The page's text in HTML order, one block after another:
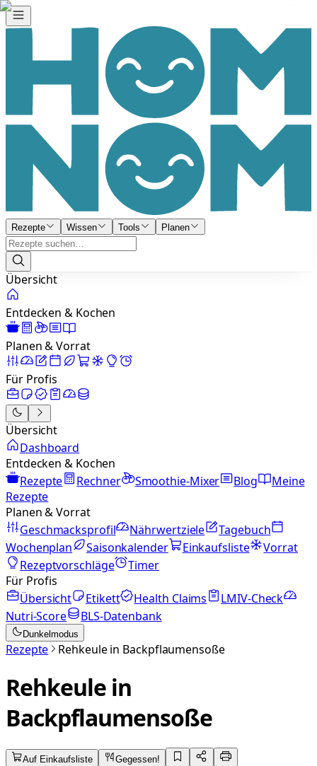
Rezepte Wissen Tools Planen
Übersicht
Entdecken & Kochen
Planen & Vorrat
Für Profis
Übersicht
Dashboard
Entdecken & Kochen
Rezepte
Rechner Smoothie-Mixer Blog
Meine
Rezepte
Planen & Vorrat
Geschmacksprofil
Nährwertziele
Tagebuch
Wochenplan
Saisonkalender Einkaufsliste
Vorrat
Rezeptvorschläge
Timer
Für Profis
Übersicht
Etikett Health Claims
LMIV-Check
Nutri-Score
BLS-Datenbank
Dunkelmodus
Rezepte Rehkeule in Backpflaumensoße
Rehkeule in
Backpflaumensoße
Auf Einkaufsliste Gegessen!